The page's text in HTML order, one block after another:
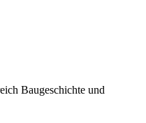
Baugeschichte und